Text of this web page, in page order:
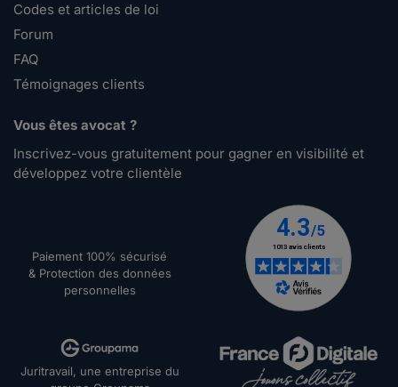
Codes et articles de loi
Forum
FAQ
Témoignages clients
Vous êtes avocat ?
Inscrivez-vous gratuitement pour gagner en visibilité et
développez votre clientèle
Paiement 100% sécurisé
& Protection des données
personnelles
Juritravail, une entreprise du